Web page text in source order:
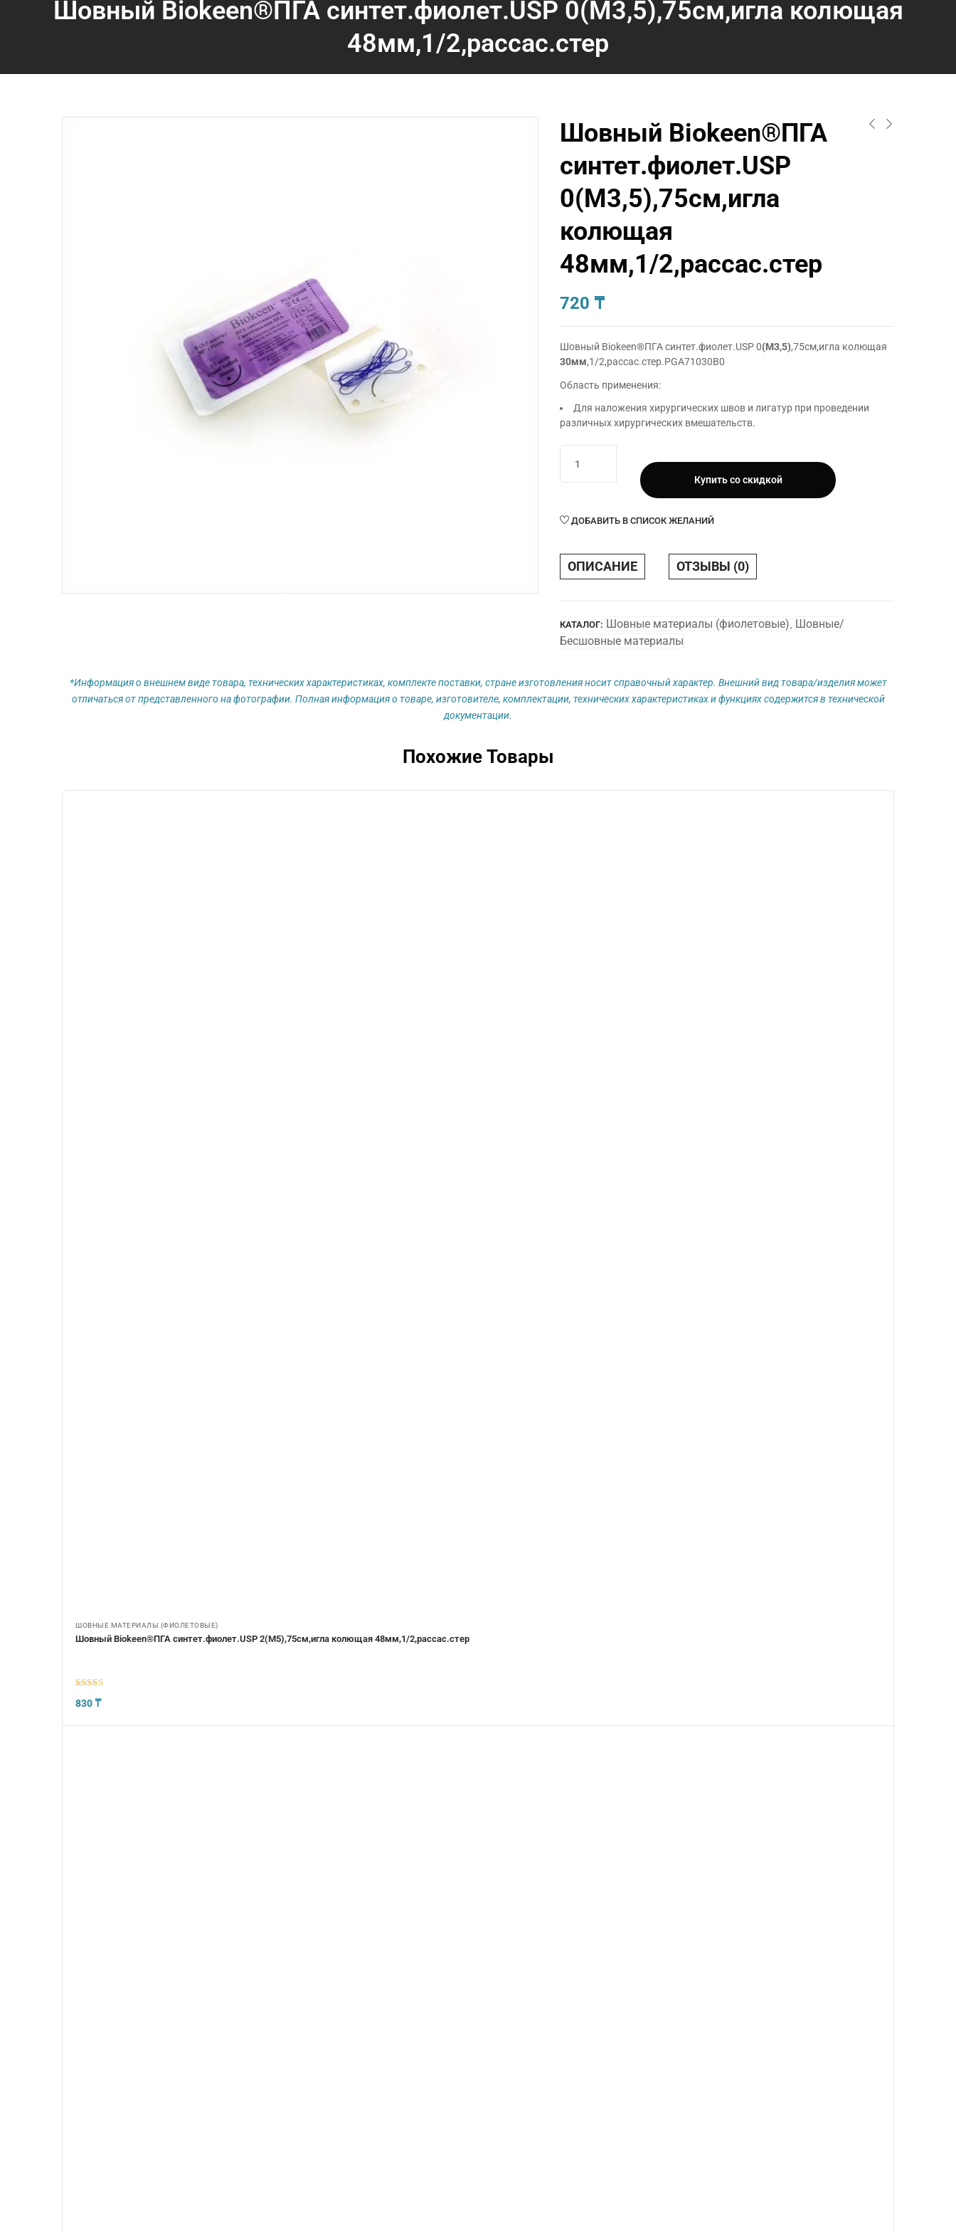
Шовный Biokeen®ПГА синтет.фиолет.USP 0(М3,5),75см,игла колющая
48мм,1/2,рассас.стер
Шовный Biokeen®ПГА
синтет.фиолет.USP
0(М3,5),75см,игла
колющая
48мм,1/2,рассас.стер
720 ₸
Шовный Biokeen®ПГА синтет.фиолет.USP 0(М3,5),75см,игла колющая
30мм,1/2,рассас.стер.PGA71030B0
Область применения:
Для наложения хирургических швов и лигатур при проведении
различных хирургических вмешательств.
товара
Шовный
синтет.фиолет.USP
48мм,1/2,рассас.стер
Купить со скидкой
ДОБАВИТЬ В СПИСОК ЖЕЛАНИЙ
ОПИСАНИЕ ОТЗЫВЫ (0)
КАТАЛОГ: Шовные материалы (фиолетовые) Шовные/
Бесшовные материалы
*Информация о внешнем виде товара, технических характеристиках, комплекте поставки, стране изготовления носит справочный характер. Внешний вид товара/изделия может
отличаться от представленного на фотографии. Полная информация о товаре, изготовителе, комплектации, технических характеристиках и функциях содержится в технической
документации.
Похожие Товары
ШОВНЫЕ МАТЕРИАЛЫ (ФИОЛЕТОВЫЕ)
Шовный Biokeen®ПГА синтет.фиолет.USP 2(М5),75см,игла колющая 48мм,1/2,рассас.стер
из 5
830 ₸